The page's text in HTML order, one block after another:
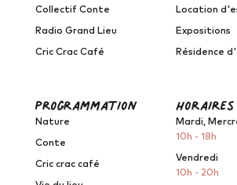
Collectif Conte
Radio Grand Lieu
Cric Crac Café
Location
Expositions
Résidence
programmation
Nature
Conte
Cric crac café
horaires
Mardi,
10h - 18h
Vendredi
10h - 20h